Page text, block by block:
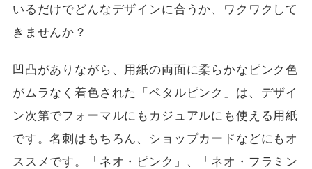
いるだけでどんなデザインに合うか、ワクワクして
きませんか？
凹凸がありながら、用紙の両面に柔らかなピンク色
がムラなく着色された「ペタルピンク」は、デザイ
ン次第でフォーマルにもカジュアルにも使える用紙
です。名刺はもちろん、ショップカードなどにもオ
ススメです。「ネオ・ピンク」、「ネオ・フラミン